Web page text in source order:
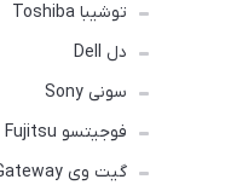
توشیبا Toshiba
دل Dell
سونی Sony
فوجیتسو Fujitsu
گیت وی Gateway